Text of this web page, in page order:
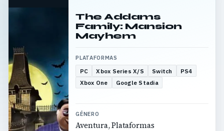
The Addams
Family: Mansion
Mayhem
PLATAFORMAS
PC Xbox Series X/S Switch
PS4
Xbox One
Google Stadia
GÉNERO
Aventura, Plataformas